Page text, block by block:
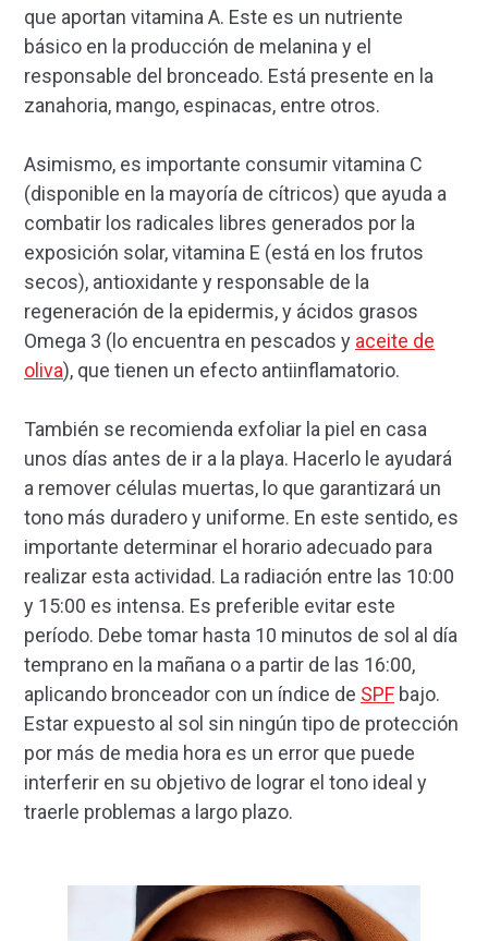
que aportan vitamina A. Este es un nutriente
básico en la producción de melanina y el
responsable del bronceado. Está presente en la
zanahoria, mango, espinacas, entre otros.
Asimismo, es importante consumir vitamina C
(disponible en la mayoría de cítricos) que ayuda a
combatir los radicales libres generados por la
exposición solar, vitamina E (está en los frutos
secos), antioxidante y responsable de la
regeneración de la epidermis, y ácidos grasos
Omega 3 (lo encuentra en pescados y aceite de
oliva), que tienen un efecto antiinflamatorio.
También se recomienda exfoliar la piel en casa
unos días antes de ir a la playa. Hacerlo le ayudará
a remover células muertas, lo que garantizará un
tono más duradero y uniforme. En este sentido, es
importante determinar el horario adecuado para
realizar esta actividad. La radiación entre las 10:00
y 15:00 es intensa. Es preferible evitar este
período. Debe tomar hasta 10 minutos de sol al día
temprano en la mañana o a partir de las 16:00,
aplicando bronceador con un índice de SPF bajo.
Estar expuesto al sol sin ningún tipo de protección
por más de media hora es un error que puede
interferir en su objetivo de lograr el tono ideal y
traerle problemas a largo plazo.